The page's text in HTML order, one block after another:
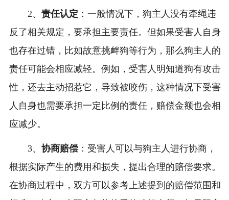
2、 责任认定 ：一般情况下，狗主人没有牵绳违
反了相关规定，要承担主要责任。但如果受害人自身
也存在过错，比如故意挑衅狗等行为，那么狗主人的
责任可能会相应减轻。例如，受害人明知道狗有攻击
性，还去主动招惹它，导致被咬伤，这种情况下受害
人自身也需要承担一定比例的责任，赔偿金额也会相
应减少。
3、 协商赔偿：受害人可以与狗主人进行协商，
根据实际产生的费用和损失，提出合理的赔偿要求。
在协商过程中，双方可以参考上述提到的赔偿范围和